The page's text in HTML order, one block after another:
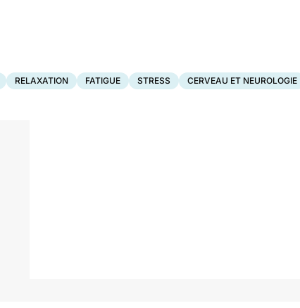
RELAXATION FATIGUE STRESS CERVEAU ET NEUROLOGIE